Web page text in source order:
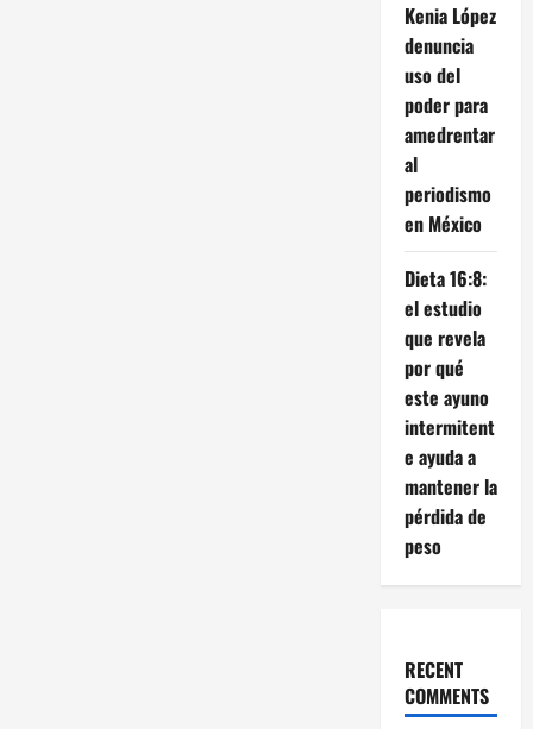
Kenia López
denuncia
uso del
poder para
amedrentar
al
periodismo
en México
Dieta 16:8:
el estudio
que revela
por qué
este ayuno
intermitent
e ayuda a
mantener la
pérdida de
peso
RECENT
COMMENTS